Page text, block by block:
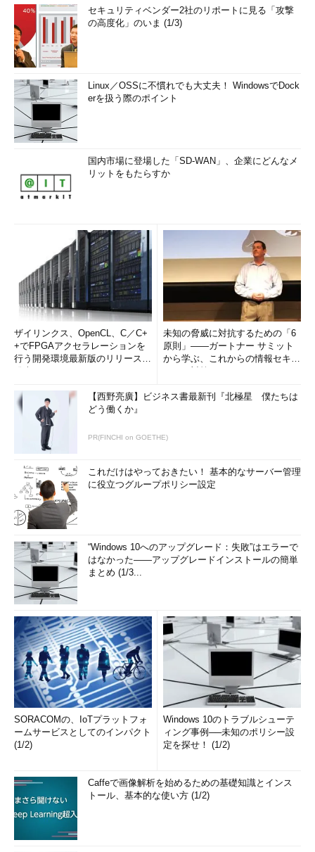
セキュリティベンダー2社のリポートに見る「攻撃
の高度化」のいま (1/3)
Linux／OSSに不慣れでも大丈夫！ WindowsでDock
erを扱う際のポイント
国内市場に登場した「SD-WAN」、企業にどんなメ
リットをもたらすか
ザイリンクス、OpenCL、C／C+
+でFPGAアクセラレーションを
行う開発環境最新版のリリースを
未知の脅威に対抗するための「6
原則」――ガートナー サミット
から学ぶ、これからの情報セキュ
【西野亮廣】ビジネス書最新刊『北極星 僕たちは
どう働くか』
PR(FINCHI on GOETHE)
これだけはやっておきたい！ 基本的なサーバー管理
に役立つグループポリシー設定
“Windows 10へのアップグレード：失敗”はエラーで
はなかった――アップグレードインストールの簡単
まとめ (1/3...
SORACOMの、IoTプラットフォ
ームサービスとしてのインパクト
(1/2)
Windows 10のトラブルシューテ
ィング事例──未知のポリシー設
定を探せ！ (1/2)
Caffeで画像解析を始めるための基礎知識とインス
トール、基本的な使い方 (1/2)